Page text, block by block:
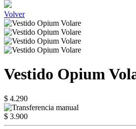
Volver
Vestido Opium
$ 4.290
$ 3.900